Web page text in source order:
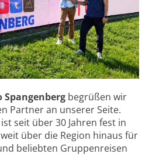
Spangenbergbegrüßen wir
Partner an unserer Seite.
seit über 30 Jahren fest in
über die Region hinaus für
beliebten Gruppenreisen